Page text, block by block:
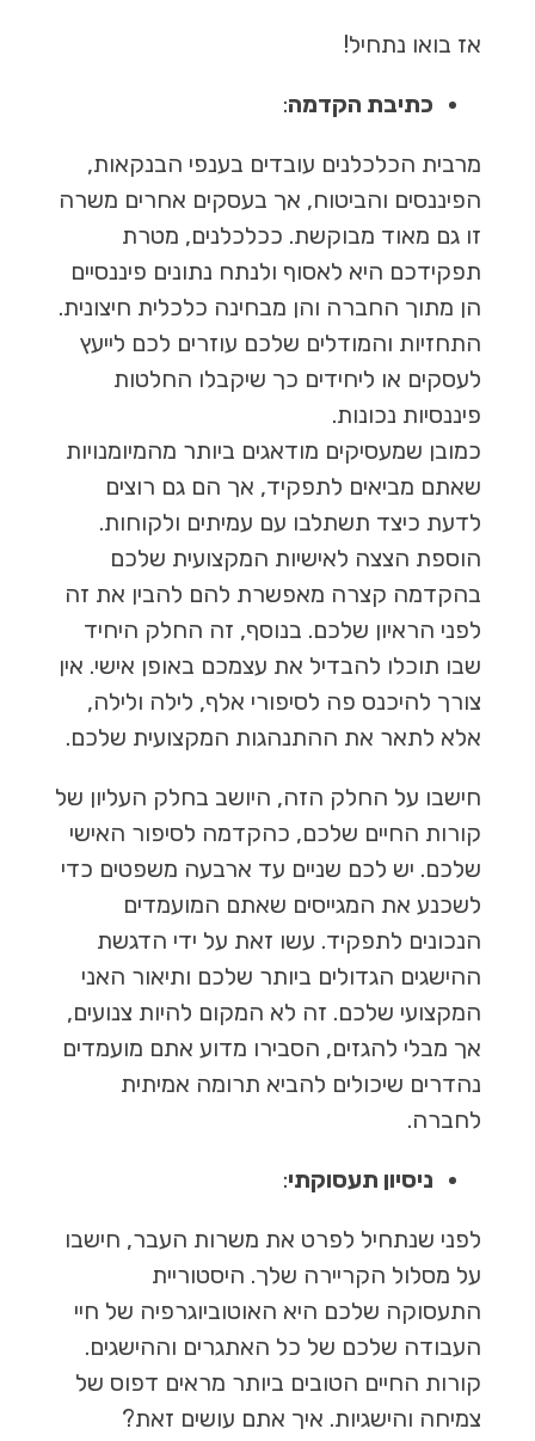
אז בואו נתחיל!
כתיבת הקדמה:
מרבית הכלכלנים עובדים בענפי הבנקאות,
הפיננסים והביטוח, אך בעסקים אחרים משרה
זו גם מאוד מבוקשת. ככלכלנים, מטרת
תפקידכם היא לאסוף ולנתח נתונים פיננסיים
הן מתוך החברה והן מבחינה כלכלית חיצונית.
התחזיות והמודלים שלכם עוזרים לכם לייעץ
לעסקים או ליחידים כך שיקבלו החלטות
פיננסיות נכונות.
כמובן שמעסיקים מודאגים ביותר מהמיומנויות
שאתם מביאים לתפקיד, אך הם גם רוצים
לדעת כיצד תשתלבו עם עמיתים ולקוחות.
הוספת הצצה לאישיות המקצועית שלכם
בהקדמה קצרה מאפשרת להם להבין את זה
לפני הראיון שלכם. בנוסף, זה החלק היחיד
שבו תוכלו להבדיל את עצמכם באופן אישי. אין
צורך להיכנס פה לסיפורי אלף, לילה ולילה,
אלא לתאר את ההתנהגות המקצועית שלכם.
חישבו על החלק הזה, היושב בחלק העליון של
קורות החיים שלכם, כהקדמה לסיפור האישי
שלכם. יש לכם שניים עד ארבעה משפטים כדי
לשכנע את המגייסים שאתם המועמדים
הנכונים לתפקיד. עשו זאת על ידי הדגשת
ההישגים הגדולים ביותר שלכם ותיאור האני
המקצועי שלכם. זה לא המקום להיות צנועים,
אך מבלי להגזים, הסבירו מדוע אתם מועמדים
נהדרים שיכולים להביא תרומה אמיתית
לחברה.
ניסיון תעסוקתי:
לפני שנתחיל לפרט את משרות העבר, חישבו
על מסלול הקריירה שלך. היסטוריית
התעסוקה שלכם היא האוטוביוגרפיה של חיי
העבודה שלכם של כל האתגרים וההישגים.
קורות החיים הטובים ביותר מראים דפוס של
צמיחה והישגיות. איך אתם עושים זאת?